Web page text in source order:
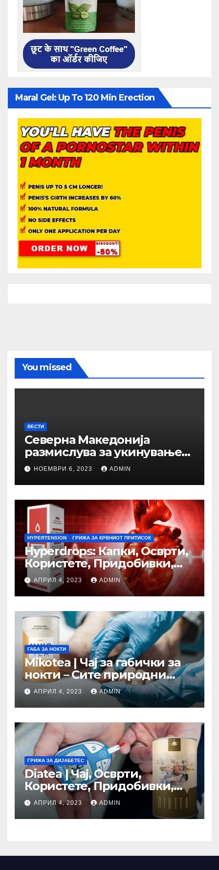
Maral Gel: Up To 120 Min Erection
You missed
ВЕСТИ
Северна Македонија
размислува за укинување
на проектот закочен
автопат
НОЕМВРИ 6, 2023 ADMIN
HYPERTENSION ГРИЖА ЗА КРВНИОТ ПРИТИСОК
Hyperdrops: Капки, Осврти,
Користете, Придобивки,
Цена, Ефект (Macedonia)
АПРИЛ 4, 2023 ADMIN
ГАБА ЗА НОКТИ
Mikotea | Чај за габички за
нокти – Сите природни
состојки! Мислења
(Macedonia)
АПРИЛ 4, 2023 ADMIN
ГРИЖА ЗА ДИЈАБЕТЕС
Diatea | Чај, Осврти,
Користете, Придобивки,
Цена, Ефект (Macedonia)
АПРИЛ 4, 2023 ADMIN